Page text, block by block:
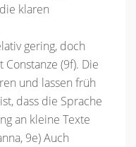
klaren
gering, doch
(9f). Die
und lassen früh
dass die Sprache
an kleine Texte
9e) Auch